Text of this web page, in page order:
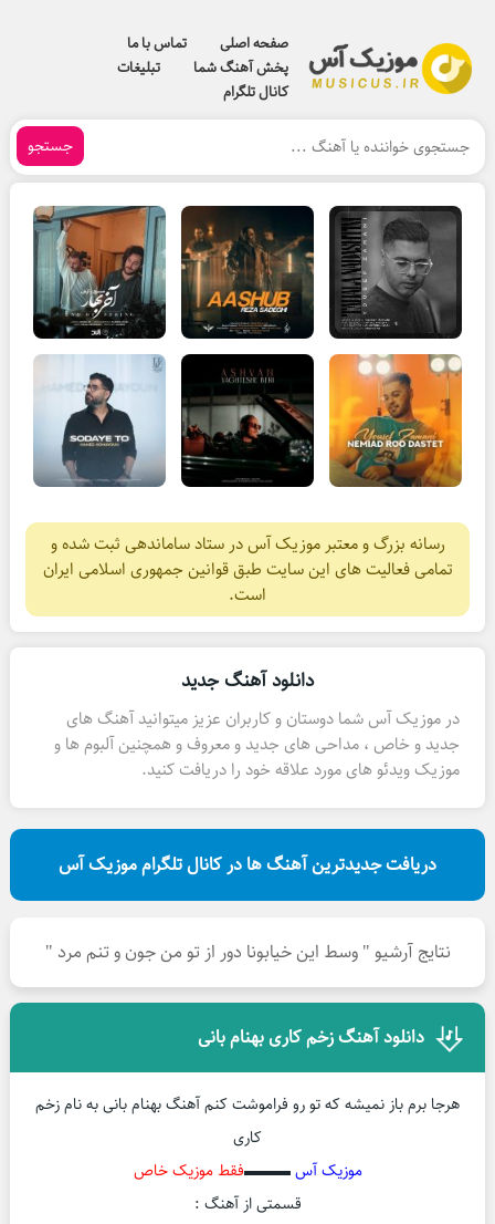
صفحه اصلی
تماس با ما
پخش آهنگ شما
تبلیغات
کانال تلگرام
جستجو
رسانه بزرگ و معتبر موزیک آس در ستاد ساماندهی ثبت شده و
تمامی فعالیت های این سایت طبق قوانین جمهوری اسلامی ایران
است.
دانلود آهنگ جدید
در موزیک آس شما دوستان و کاربران عزیز میتوانید آهنگ های
جدید و خاص ، مداحی های جدید و معروف و همچنین آلبوم ها و
موزیک ویدئو های مورد علاقه خود را دریافت کنید.
دریافت جدیدترین آهنگ ها در کانال تلگرام موزیک آس
نتایج آرشیو " وسط این خیابونا دور از تو من جون و تنم مرد "
دانلود آهنگ زخم کاری بهنام بانی
هرجا برم باز نمیشه که تو رو فراموشت کنم آهنگ بهنام بانی به نام زخم
کاری
موزیک آس▬▬▬فقط موزیک خاص
قسمتی از آهنگ :